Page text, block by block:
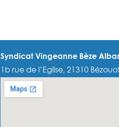
Syndicat Vingeanne Bèze
1b rue de l’Eglise, 21310